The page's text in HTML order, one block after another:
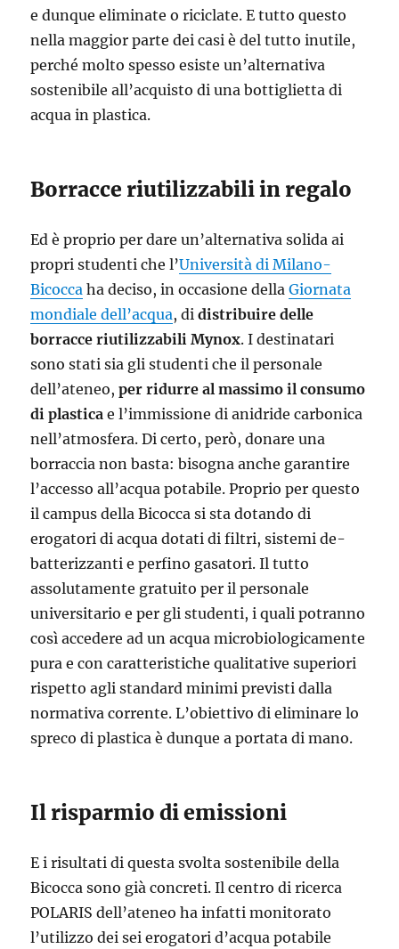
e dunque eliminate o riciclate. E tutto questo
nella maggior parte dei casi è del tutto inutile,
perché molto spesso esiste un’alternativa
sostenibile all’acquisto di una bottiglietta di
acqua in plastica.
Borracce riutilizzabili in regalo
Ed è proprio per dare un’alternativa solida ai
propri studenti che l’Università di Milano-
Bicocca ha deciso, in occasione dellaGiornata
mondiale dell’acqua, didistribuire delle
borracce riutilizzabili Mynox. I destinatari
sono stati sia gli studenti che il personale
dell’ateneo,per ridurre al massimo il consumo
di plastica e l’immissione di anidride carbonica
nell’atmosfera. Di certo, però, donare una
borraccia non basta: bisogna anche garantire
l’accesso all’acqua potabile. Proprio per questo
il campus della Bicocca si sta dotando di
erogatori di acqua dotati di filtri, sistemi de-
batterizzanti e perfino gasatori. Il tutto
assolutamente gratuito per il personale
universitario e per gli studenti, i quali potranno
così accedere ad un acqua microbiologicamente
pura e con caratteristiche qualitative superiori
rispetto agli standard minimi previsti dalla
normativa corrente. L’obiettivo di eliminare lo
spreco di plastica è dunque a portata di mano.
Il risparmio di emissioni
E i risultati di questa svolta sostenibile della
Bicocca sono già concreti. Il centro di ricerca
POLARIS dell’ateneo ha infatti monitorato
l’utilizzo dei sei erogatori d’acqua potabile